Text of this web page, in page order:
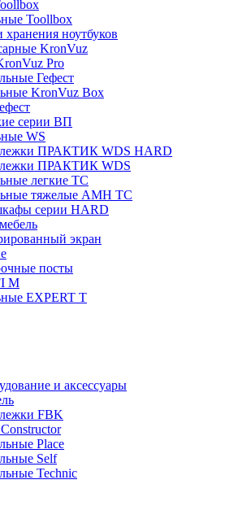
Toollbox
хранения ноутбуков
KronVuz
Pro
Гефест
KronVuz Box
серии ВП
WS
ПРАКТИК WDS HARD
ПРАКТИК WDS
легкие ТС
тяжелые AMH TC
серии HARD
экран
посты
M
EXPERT T
и аксессуары
FBK
Place
Self
Technic